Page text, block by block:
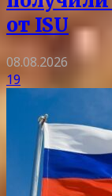
от ISU
08.08.2026
19